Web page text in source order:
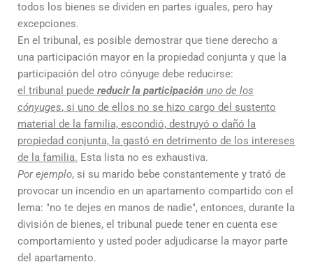
todos los bienes se dividen en partes iguales, pero hay
excepciones.
En el tribunal, es posible demostrar que tiene derecho a
una participación mayor en la propiedad conjunta y que la
participación del otro cónyuge debe reducirse:
el tribunal puede reducir la participación uno de los
cónyuges, si uno de ellos no se hizo cargo del sustento
material de la familia, escondió, destruyó o dañó la
propiedad conjunta, la gastó en detrimento de los intereses
de la familia. Esta lista no es exhaustiva.
Por ejemplo, si su marido bebe constantemente y trató de
provocar un incendio en un apartamento compartido con el
lema: "no te dejes en manos de nadie", entonces, durante la
división de bienes, el tribunal puede tener en cuenta ese
comportamiento y usted poder adjudicarse la mayor parte
del apartamento.